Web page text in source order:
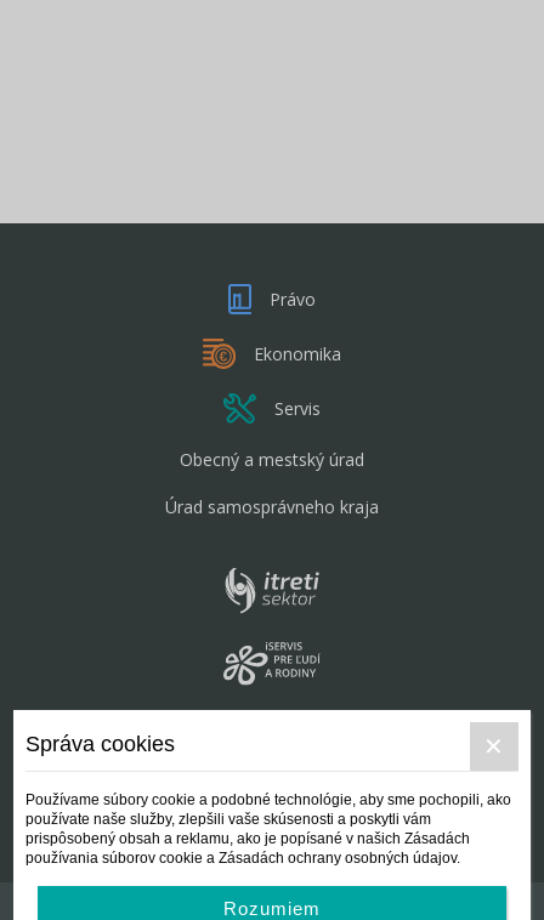
Právo
Ekonomika
Servis
Obecný a mestský úrad
Úrad samosprávneho kraja
Správa cookies
Používame súbory cookie a podobné technológie, aby sme pochopili, ako
používate naše služby, zlepšili vaše skúsenosti a poskytli vám
prispôsobený obsah a reklamu, ako je popísané v našich Zásadách
používania súborov cookie a Zásadách ochrany osobných údajov.
Rozumiem